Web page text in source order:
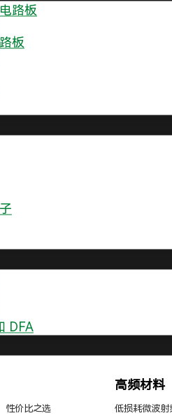
路板
板
DFA
性价比之选
高频材料
低损耗微波射
使用8D来解决，比如与价
键是判断PCB板问题的类
本身的暂时措施。
成立一个小组，这个小组的
施纠正措施的技术素质。小
键是确定小组成员的资格
使用量化的术语详细说明与
据，以识别问题的范围，并